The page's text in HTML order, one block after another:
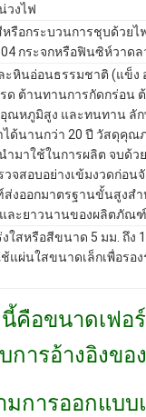
พ
วงไฟ
หรือกระบวนการชุบด้วยไ
กระจกหรือฟินซิห์วาดล
ะหินอ่อนธรรมชาติ (แข็ง
ด ต้านทานการกัดกร่อน
อุณหภูมิสูง และทนทาน ลั
ได้นานกว่า 20 ปี วัสดุคุณ
นำมาใช้ในการผลิต จบด้
วจสอบอย่างเข้มงวดก่อน
งออกมาตรฐานขั้นสูงสำ
ละยาวนานของผลิตภัณ
งใสหรือสีขนาด 5 มม. ถึง
แผ่นใสขนาดเล็กเพื่อรอ
คือขนาดเฟอ
การอ้างอิงข
มการออกแบ